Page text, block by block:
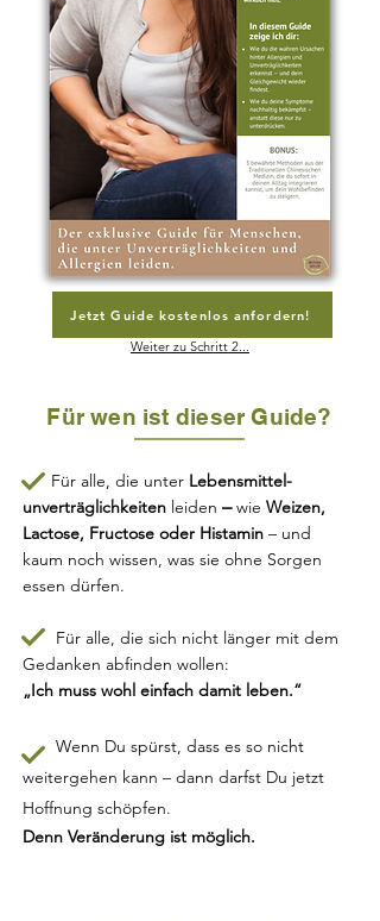
Jetzt Guide kostenlos anfordern!
Weiter zu Schritt 2...
Für wen ist dieser Guide?
Für alle, die unter Lebensmittel-
unverträglichkeiten leiden –wie Weizen,
Lactose, Fructose oder Histamin – und
kaum noch wissen, was sie ohne Sorgen
essen dürfen.
Für alle, die sich nicht länger mit dem
Gedanken abfinden wollen:
„Ich muss wohl einfach damit leben.“
Wenn Du spürst, dass es so nicht
weitergehen kann – dann darfst Du jetzt
Hoffnung schöpfen.
Denn Veränderung ist möglich.